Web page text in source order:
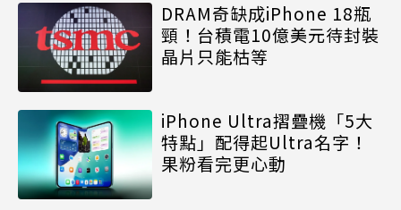
DRAM奇缺成iPhone 18瓶
頸！台積電10億美元待封裝
晶片只能枯等
iPhone Ultra摺疊機「5大
特點」配得起Ultra名字！
果粉看完更心動